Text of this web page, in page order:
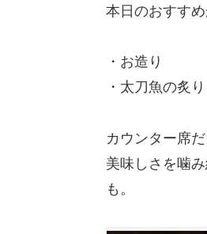
本日のおすすめ
・お造り
・太刀魚の炙
カウンター席
美味しさを噛
も。